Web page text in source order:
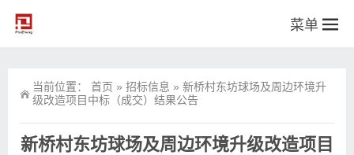
菜单
当前位置： 首页 » 招标信息 » 新桥村东坊球场及周边环境升
级改造项目中标（成交）结果公告
新桥村东坊球场及周边环境升级改造项目